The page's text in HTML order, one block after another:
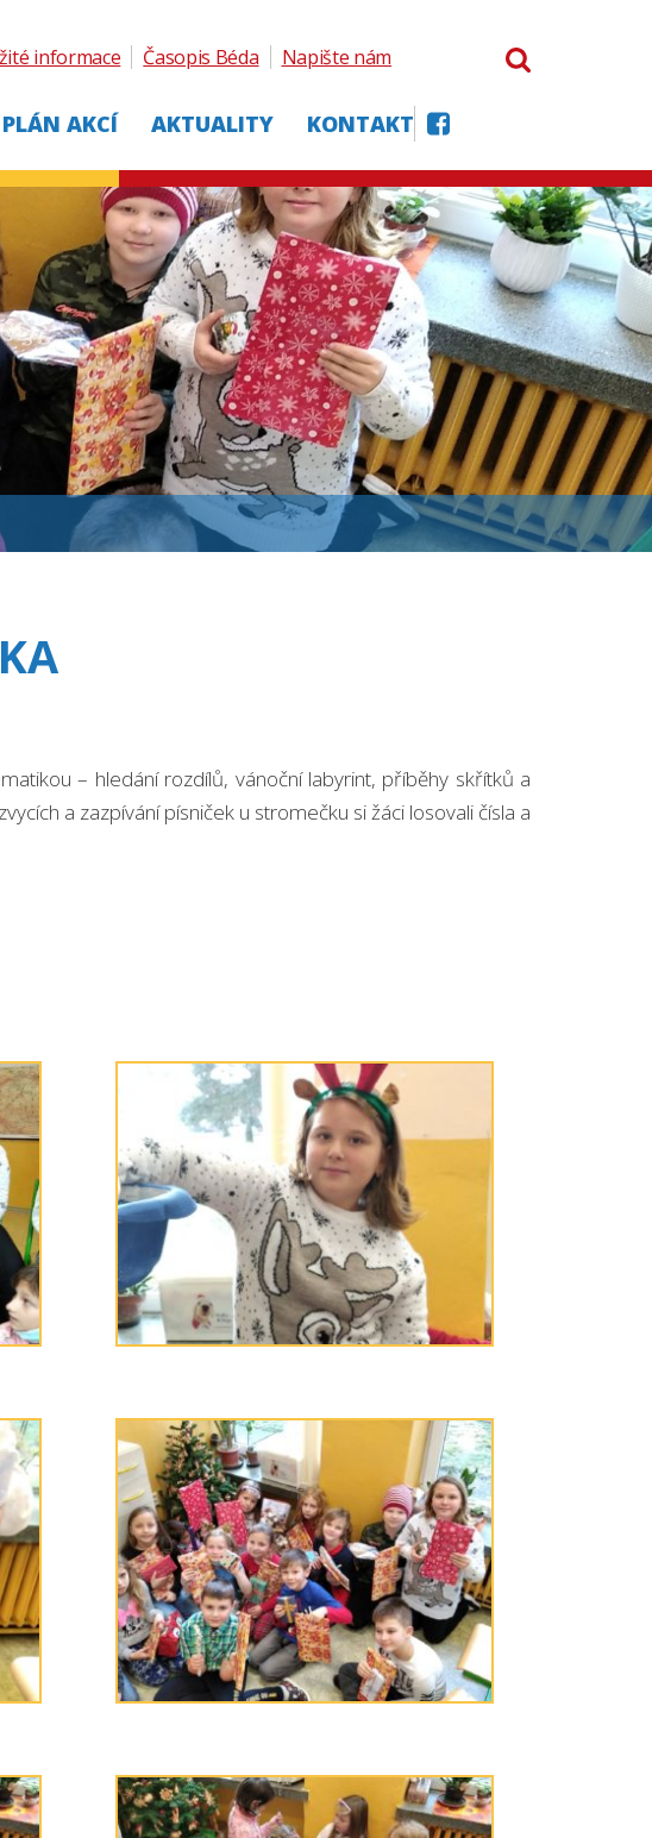
PLÁN AKCÍ AKTUALITY KONTAKT
informace Časopis Béda Napište nám
– hledání rozdílů, vánoční labyrint, příběhy skřítků a
a zazpívání písniček u stromečku si žáci losovali čísla a